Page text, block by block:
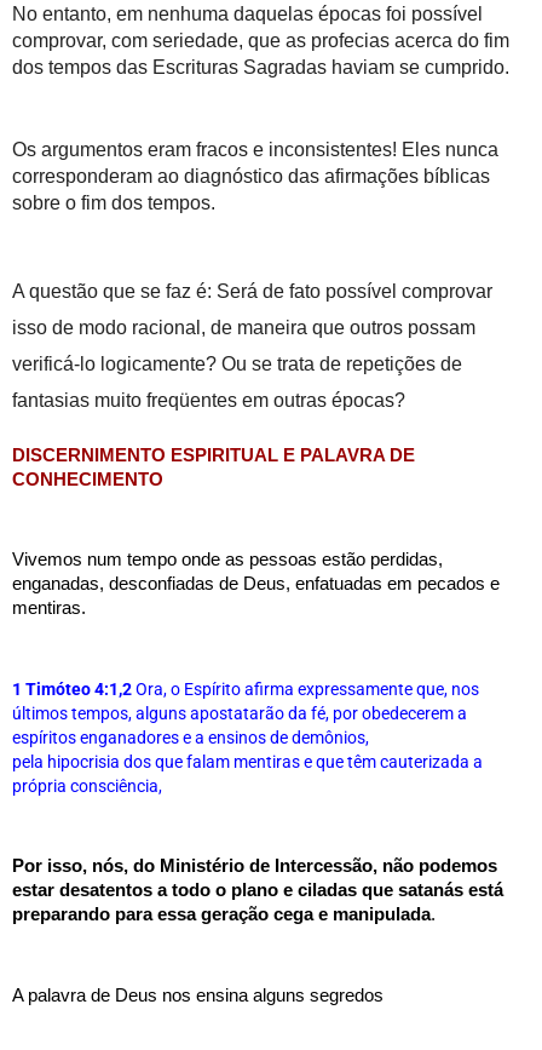
No entanto, em nenhuma daquelas épocas foi possível
comprovar, com seriedade, que as profecias acerca do fim
dos tempos das Escrituras Sagradas haviam se cumprido.
Os argumentos eram fracos e inconsistentes! Eles nunca
corresponderam ao diagnóstico das afirmações bíblicas
sobre o fim dos tempos.
A questão que se faz é: Será de fato possível comprovar
isso de modo racional, de maneira que outros possam
verificá-lo logicamente? Ou se trata de repetições de
fantasias muito freqüentes em outras épocas?
DISCERNIMENTO ESPIRITUAL E PALAVRA DE
CONHECIMENTO
Vivemos num tempo onde as pessoas estão perdidas,
enganadas, desconfiadas de Deus, enfatuadas em pecados e
mentiras.
1 Timóteo 4:1,2Ora, o Espírito afirma expressamente que, nos
últimos tempos, alguns apostatarão da fé, por obedecerem a
espíritos enganadores e a ensinos de demônios,
pela hipocrisia dos que falam mentiras e que têm cauterizada a
própria consciência,
Por isso, nós, do Ministério de Intercessão, não podemos
estar desatentos a todo o plano e ciladas que satanás está
preparando para essa geração cega e manipulada.
A palavra de Deus nos ensina alguns segredos